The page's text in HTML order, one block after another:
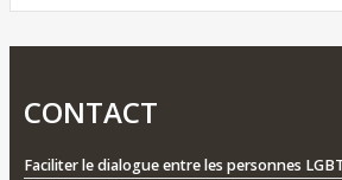
CONTACT
Faciliter le dialogue entre les personnes